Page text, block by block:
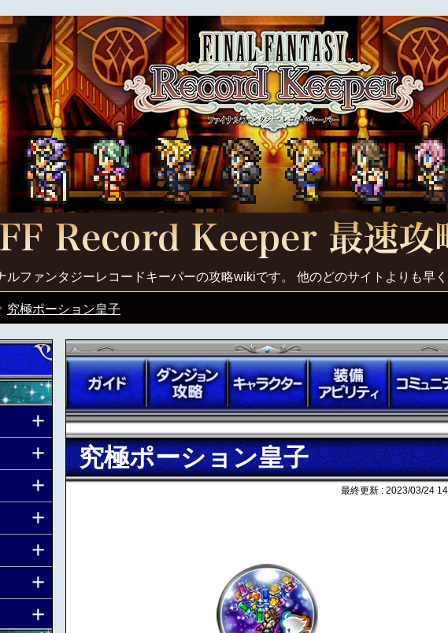
ルファンタジーレコードキーパーの攻略wikiです。 他のどのサイトよりも早
究極ポーション皇子
究極ポーション皇子
最終更新 : 2023/03/24